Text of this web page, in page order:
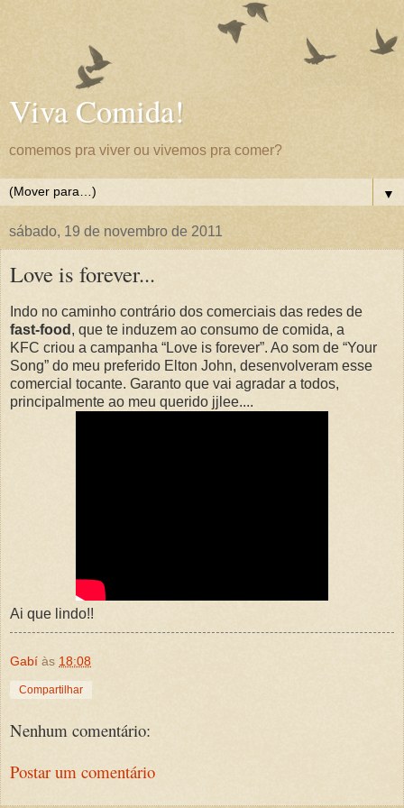
Viva Comida!
comemos pra viver ou vivemos pra comer?
▼
sábado, 19 de novembro de 2011
Love is forever...
Indo no caminho contrário dos comerciais das redes de
fast-food , que te induzem ao consumo de comida, a
KFC criou a campanha “Love is forever”. Ao som de “Your
Song” do meu preferido Elton John, desenvolveram esse
comercial tocante. Garanto que vai agradar a todos,
principalmente ao meu querido jjlee....
Ai que lindo!!
Gabí às 18:08
Compartilhar
Nenhum comentário:
Postar um comentário